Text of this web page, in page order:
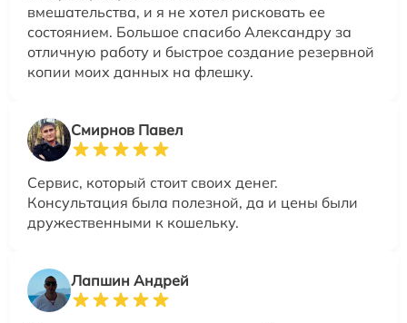
вмешательства, и я не хотел рисковать ее
состоянием. Большое спасибо Александру за
отличную работу и быстрое создание резервной
копии моих данных на флешку.
Смирнов Павел
Сервис, который стоит своих денег.
Консультация была полезной, да и цены были
дружественными к кошельку.
Лапшин Андрей